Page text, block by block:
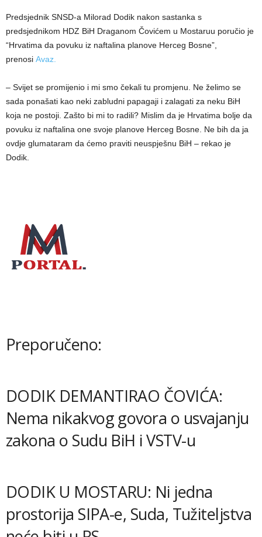
Predsjednik SNSD-a Milorad Dodik nakon sastanka s
predsjednikom HDZ BiH Draganom Čovićem u Mostaruu poručio je
“Hrvatima da povuku iz naftalina planove Herceg Bosne”,
prenosi Avaz.
– Svijet se promijenio i mi smo čekali tu promjenu. Ne želimo se
sada ponašati kao neki zabludni papagaji i zalagati za neku BiH
koja ne postoji. Zašto bi mi to radili? Mislim da je Hrvatima bolje da
povuku iz naftalina one svoje planove Herceg Bosne. Ne bih da ja
ovdje glumataram da ćemo praviti neuspješnu BiH – rekao je
Dodik.
Preporučeno:
DODIK DEMANTIRAO ČOVIĆA:
Nema nikakvog govora o usvajanju
zakona o Sudu BiH i VSTV-u
DODIK U MOSTARU: Ni jedna
prostorija SIPA-e, Suda, Tužiteljstva